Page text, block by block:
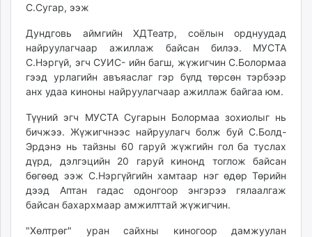
shuum.mn
tvmongolia.mn
mass.mn
unegui.mn
assa.mn
toim.mn
tac.mn
paparazzi.mn
unread.today
С.Сугар, ээж
Дундговь аймгийн ХДТеатр, соёлын орднуудад
найруулагчаар ажиллаж байсан билээ. МУСТА
С.Нэргүй, эгч СУИС- ийн багш, жүжигчин С.Болормаа
гээд урлагийн авъяаслаг гэр бүлд төрсөн тэрбээр
анх удаа киноны найруулагчаар ажиллаж байгаа юм.
Түүний эгч МУСТА Сугарын Болормаа зохиолыг нь
бичжээ. Жүжигчнээс найруулагч болж буй С.Болд-
Эрдэнэ нь тайзны 60 гаруй жүжгийн гол ба туслах
дүрд, дэлгэцийн 20 гаруй кинонд тоглож байсан
бөгөөд ээж С.Нэргүйгийн хамтаар нэг өдөр Төрийн
дээд Аптан гадас одонгоор энгэрээ гялаалгаж
байсан бахархмаар амжилттай жүжигчин.
"Хөлтрөг" уран сайхны киногоор дамжуулан